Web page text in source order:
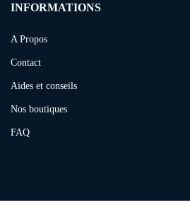
INFORMATIONS
A Propos
Contact
Aides et conseils
Nos boutiques
FAQ